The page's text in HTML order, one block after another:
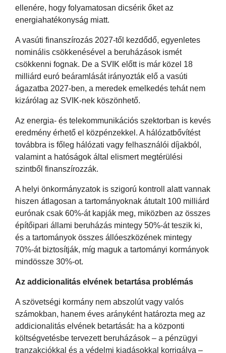
ellenére, hogy folyamatosan dicsérik őket az
energiahatékonyság miatt.
A vasúti finanszírozás 2027-től kezdődő, egyenletes
nominális csökkenésével a beruházások ismét
csökkenni fognak. De a SVIK előtt is már közel 18
milliárd euró beáramlását irányozták elő a vasúti
ágazatba 2027-ben, a meredek emelkedés tehát nem
kizárólag az SVIK-nek köszönhető.
Az energia- és telekommunikációs szektorban is kevés
eredmény érhető el közpénzekkel. A hálózatbővítést
továbbra is főleg hálózati vagy felhasználói díjakból,
valamint a hatóságok által elismert megtérülési
szintből finanszírozzák.
A helyi önkormányzatok is szigorú kontroll alatt vannak
hiszen átlagosan a tartományoknak átutalt 100 milliárd
eurónak csak 60%-át kapják meg, miközben az összes
építőipari állami beruházás mintegy 50%-át teszik ki,
és a tartományok összes állóeszközének mintegy
70%-át biztosítják, míg maguk a tartományi kormányok
mindössze 30%-ot.
Az addicionalitás elvének betartása problémás
A szövetségi kormány nem abszolút vagy valós
számokban, hanem éves arányként határozta meg az
addicionalitás elvének betartását: ha a központi
költségvetésbe tervezett beruházások – a pénzügyi
tranzakciókkal és a védelmi kiadásokkal korrigálva –